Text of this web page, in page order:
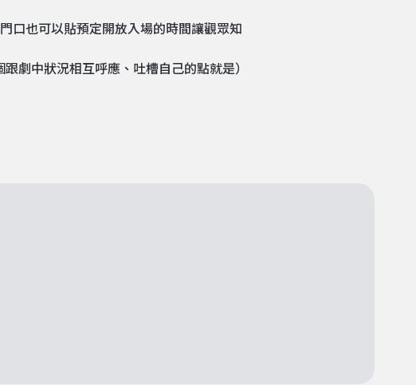
口也可以貼預定開放入場的時間讓觀眾知
劇中狀況相互呼應、吐槽自己的點就是）